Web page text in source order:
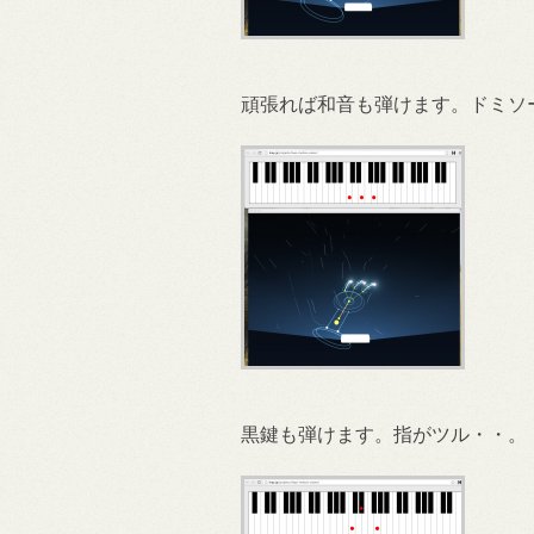
頑張れば和音も弾けます。ドミソ
黒鍵も弾けます。指がツル・・。